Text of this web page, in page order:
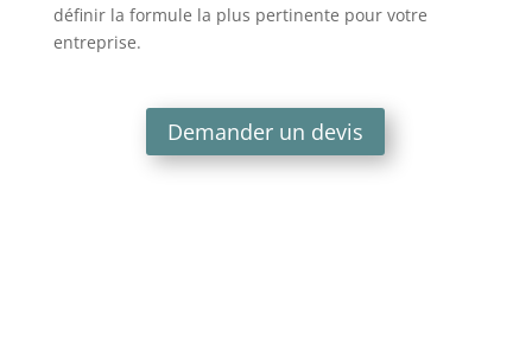
définir la formule la plus pertinente pour votre
entreprise.
Demander un devis